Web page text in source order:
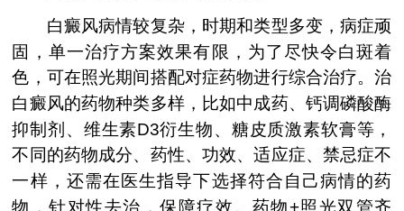
白癜风病情较复杂，时期和类型多变，病症顽
固，单一治疗方案效果有限，为了尽快令白斑着
色，可在照光期间搭配对症药物进行综合治疗。治
白癜风的药物种类多样，比如中成药、钙调磷酸酶
抑制剂、维生素D3衍生物、糖皮质激素软膏等，
不同的药物成分、药性、功效、适应症、禁忌症不
一样，还需在医生指导下选择符合自己病情的药
物，针对性去治，保障疗效。药物+照光双管齐